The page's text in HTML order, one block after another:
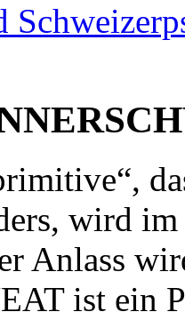
wird
Anlass
ist ein